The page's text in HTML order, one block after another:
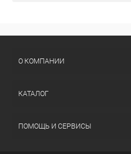
О КОМПАНИИ
КАТАЛОГ
ПОМОЩЬ И СЕРВИСЫ